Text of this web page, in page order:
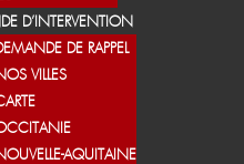
D’INTERVENTION
DE RAPPEL
VILLES
AQUITAINE